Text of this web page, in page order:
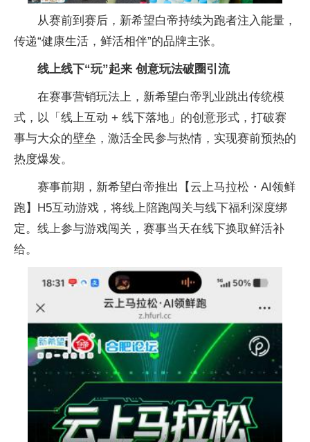
从赛前到赛后，新希望白帝持续为跑者注入能量，
传递“健康生活，鲜活相伴”的品牌主张。
线上线下“玩”起来 创意玩法破圈引流
在赛事营销玩法上，新希望白帝乳业跳出传统模
式，以「线上互动 + 线下落地」的创意形式，打破赛
事与大众的壁垒，激活全民参与热情，实现赛前预热的
热度爆发。
赛事前期，新希望白帝推出【云上马拉松・AI领鲜
跑】H5互动游戏，将线上陪跑闯关与线下福利深度绑
定。线上参与游戏闯关，赛事当天在线下换取鲜活补
给。